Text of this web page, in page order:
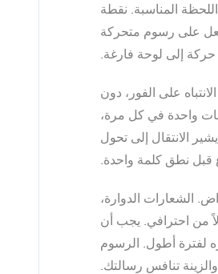
المناسبة. نقطة
على رسوم متحركة
إلى لوحة فارغة.
على الفور، دون
واحدة في كل مرة،
الانتقال إلى تحول
نطق كلمة واحدة.
الشعارات الدوارة،
من احترافي. يجب أن
لفترة أطول. الرسوم
تنافس رسالتك.